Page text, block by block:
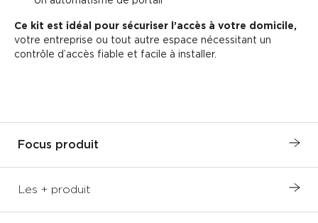
Ce kit est idéal pour sécuriser l’accès à votre domicile,
votre entreprise ou tout autre espace nécessitant un
contrôle d’accès fiable et facile à installer.
Focus produit
Les + produit